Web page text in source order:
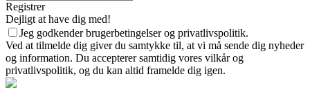
Registrer
Dejligt at have dig med!
Jeg godkender brugerbetingelser og privatlivspolitik.
Ved at tilmelde dig giver du samtykke til, at vi må sende dig nyheder
og information. Du accepterer samtidig vores vilkår og
privatlivspolitik, og du kan altid framelde dig igen.